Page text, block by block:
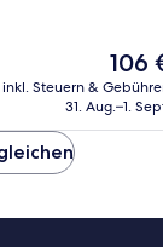
Der
Preis
106
inkl. Steuern &
31. Aug.–1.